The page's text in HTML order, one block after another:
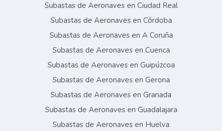
Subastas de Aeronaves en Ciudad Real
Subastas de Aeronaves en Córdoba
Subastas de Aeronaves en A Coruña
Subastas de Aeronaves en Cuenca
Subastas de Aeronaves en Guipúzcoa
Subastas de Aeronaves en Gerona
Subastas de Aeronaves en Granada
Subastas de Aeronaves en Guadalajara
Subastas de Aeronaves en Huelva